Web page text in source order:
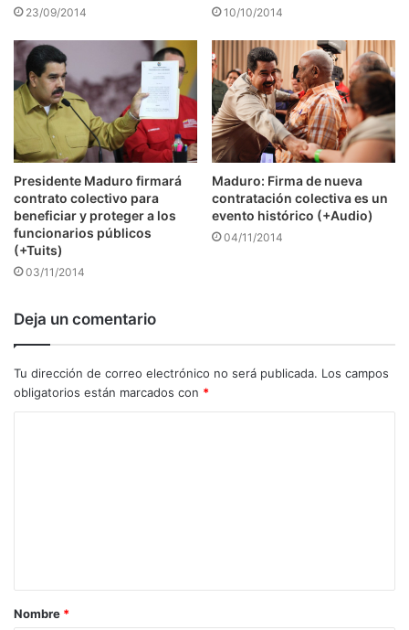
23/09/2014 10/10/2014
Presidente Maduro firmará
contrato colectivo para
beneficiar y proteger a los
funcionarios públicos
(+Tuits)
03/11/2014
Maduro: Firma de nueva
contratación colectiva es un
evento histórico (+Audio)
04/11/2014
Deja un comentario
Tu dirección de correo electrónico no será publicada. Los campos
obligatorios están marcados con *
a
r
Nombre *